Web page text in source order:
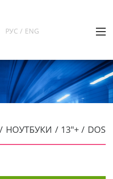
РУС / ENG
НОУТБУКИ / 13"+ / DOS